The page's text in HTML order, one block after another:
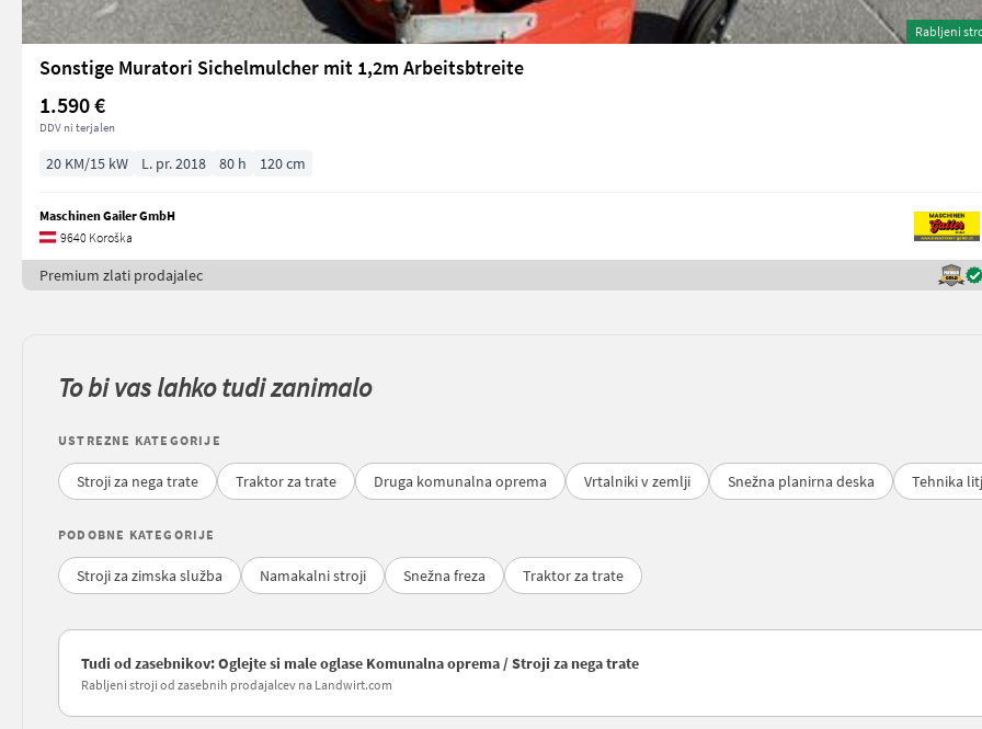
Rabljeni
Sonstige Muratori Sichelmulcher mit 1,2m Arbeitsbtreite
1.590 €
DDV ni terjalen
20 KM/15 kW L. pr. 2018 80 h 120 cm
Maschinen Gailer GmbH
9640 Koroška
Premium zlati prodajalec
To bi vas lahko tudi zanimalo
USTREZNE KATEGORIJE
Stroji za nega trate Traktor za trate Druga komunalna oprema Vrtalniki v zemlji Snežna planirna deska Tehnika
PODOBNE KATEGORIJE
Stroji za zimska služba Namakalni stroji Snežna freza Traktor za trate
Tudi od zasebnikov: Oglejte si male oglase Komunalna oprema / Stroji za nega trate
Rabljeni stroji od zasebnih prodajalcev na Landwirt.com